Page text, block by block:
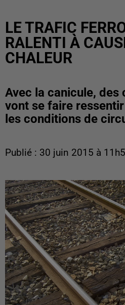
LE TRAFIC
RALENTI À
CHALEUR
Avec la canicule, des
vont se faire
les conditions de
Publié : 30 juin 2015 à